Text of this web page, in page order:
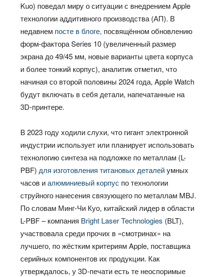
Kuo) поведал миру о ситуации с внедрением Apple
технологии аддитивного производства (АП). В
недавнем посте в блоге, посвящённом обновлению
форм-фактора Series 10 (увеличенный размер
экрана до 49/45 мм, новые варианты цвета корпуса
и более тонкий корпус), аналитик отметил, что
начиная со второй половины 2024 года, Apple Watch
будут включать в себя детали, напечатанные на
3D-принтере.
В 2023 году ходили слухи, что гигант электронной
индустрии использует или планирует использовать
технологию синтеза на подложке по металлам (L-
PBF) для изготовления титановых деталейумных
часов иалюминиевый корпус по технологии
струйного нанесения связующего по металлам MBJ.
По словам Минг-Чи Куо, китайский лидер в области
L-PBF – компания Bright Laser Technologies (BLT),
участвовала среди прочих в «смотринах» на
лучшего, по жёстким критериям Apple, поставщика
серийных компонентов их продукции. Как
утверждалось, у 3D-печати есть те неоспоримые